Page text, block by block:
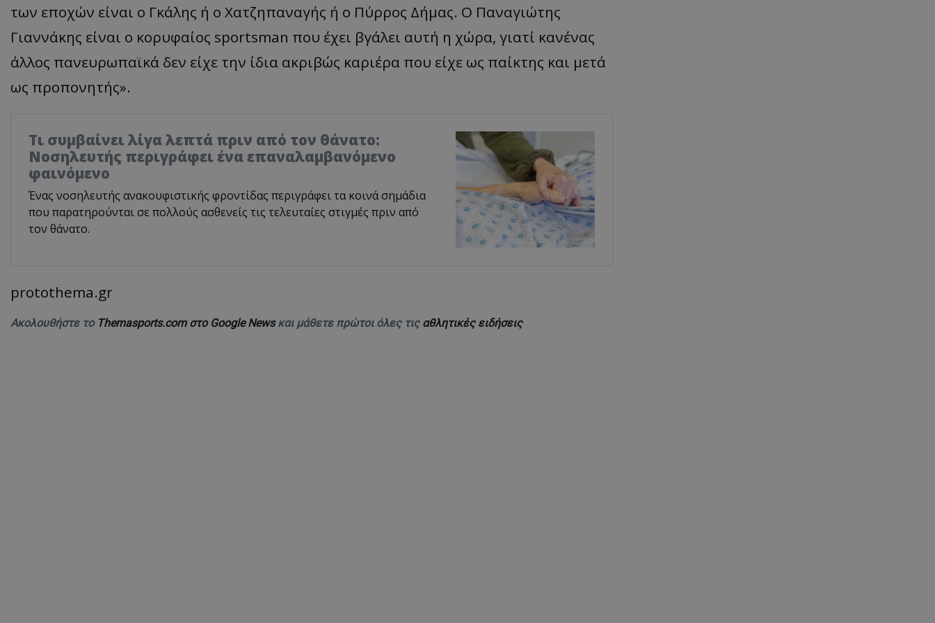
των εποχών είναι ο Γκάλης ή ο Χατζηπαναγής ή ο Πύρρος Δήμας. Ο Παναγιώτης
Γιαννάκης είναι ο κορυφαίος sportsman που έχει βγάλει αυτή η χώρα, γιατί κανένας
άλλος πανευρωπαϊκά δεν είχε την ίδια ακριβώς καριέρα που είχε ως παίκτης και μετά
ως προπονητής».
Τι συμβαίνει λίγα λεπτά πριν από τον θάνατο:
Νοσηλευτής περιγράφει ένα επαναλαμβανόμενο
φαινόμενο
Ένας νοσηλευτής ανακουφιστικής φροντίδας περιγράφει τα κοινά σημάδια
που παρατηρούνται σε πολλούς ασθενείς τις τελευταίες στιγμές πριν από
τον θάνατο.
protothema.gr
Ακολουθήστε το Themasports.com στο Google Newsκαι μάθετε πρώτοι όλες τις αθλητικές ειδήσεις